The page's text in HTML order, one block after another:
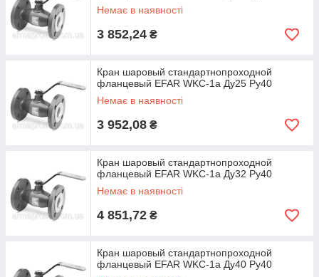
Немає в наявності
3 852,24 ₴
Кран шаровый стандартнопроходной
фланцевый EFAR WKС-1a Ду25 Ру40
Немає в наявності
3 952,08 ₴
Кран шаровый стандартнопроходной
фланцевый EFAR WKС-1a Ду32 Ру40
Немає в наявності
4 851,72 ₴
Кран шаровый стандартнопроходной
фланцевый EFAR WKС-1a Ду40 Ру40